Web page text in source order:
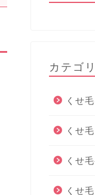
カテゴ
くせ
くせ
くせ
くせ